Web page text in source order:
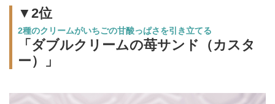
▼2位
2種のクリームがいちごの甘酸っぱさを引き立てる
「ダブルクリームの苺サンド（カスタ
ー）」